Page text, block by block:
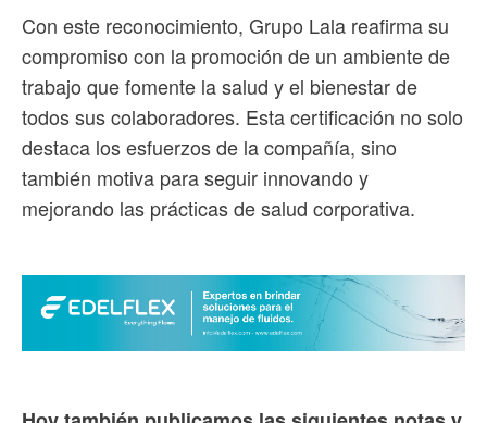
Con este reconocimiento, Grupo Lala reafirma su
compromiso con la promoción de un ambiente de
trabajo que fomente la salud y el bienestar de
todos sus colaboradores. Esta certificación no solo
destaca los esfuerzos de la compañía, sino
también motiva para seguir innovando y
mejorando las prácticas de salud corporativa.